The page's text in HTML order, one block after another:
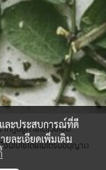
กฎอยู่ภายใต้เว็บไซต์
นี้ไปใช้โดยไม่ได้รับอนุญาต
ละประสบการณ์ที่ดี
ยละเอียดเพิ่มเติม